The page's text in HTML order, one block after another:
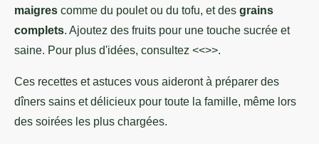
maigres comme du poulet ou du tofu, et des grains
complets. Ajoutez des fruits pour une touche sucrée et
saine. Pour plus d'idées, consultez <<>>.
Ces recettes et astuces vous aideront à préparer des
dîners sains et délicieux pour toute la famille, même lors
des soirées les plus chargées.